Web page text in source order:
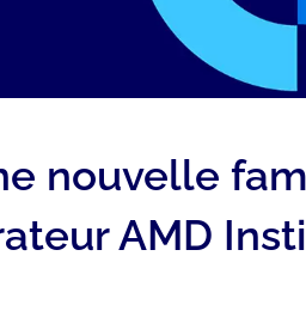
nouvelle
AMD